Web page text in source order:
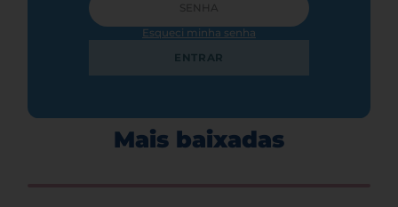
Esqueci minha senha
ENTRAR
Mais baixadas